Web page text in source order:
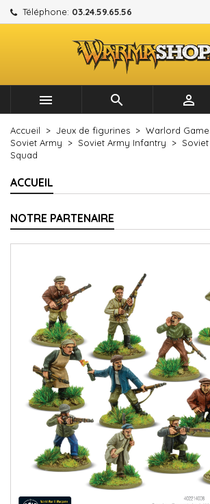
Téléphone: 03.24.59.65.56
  
Accueil Jeux de figurines Warlord
Soviet Army
Soviet Army Infantry
Squad
ACCUEIL
NOTRE PARTENAIRE
Mes listes d'envies
Créer une nouvelle liste
Créer une liste d'envies
Nom de la liste d'envies
Annuler Créer
Connexion
Vous devez être connecté pour ajouter
votre liste d'envies.